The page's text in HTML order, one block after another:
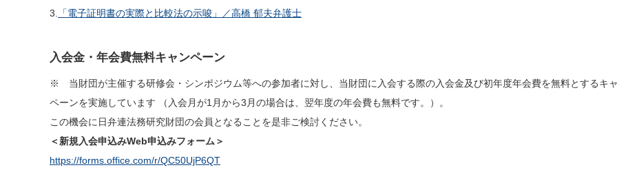
3.
「電子証明書の実際と比較法の示唆」／高橋 郁夫弁護士
入会金・年会費無料キャンペーン
※ 当財団が主催する研修会・シンポジウム等への参加者に対し、当財団に入会する際の入会金及び初年度年会費を無料とするキ
ペーンを実施しています （入会月が1月から3月の場合は、翌年度の年会費も無料です。）。
この機会に日弁連法務研究財団の会員となることを是非ご検討ください。
＜新規入会申込みWeb申込みフォーム＞
https://forms.office.com/r/QC50UjP6QT